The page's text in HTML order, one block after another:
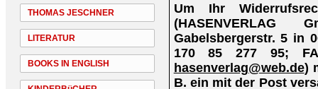
THOMAS JESCHNER
LITERATUR
BOOKS IN ENGLISH
Um Ihr
Gabelsbergerstr. 5 in
170 85 277 95;
hasenverlag@web.de)
B. ein mit der Post